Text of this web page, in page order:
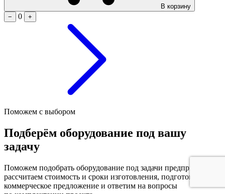
В корзину
−
0 +
Поможем с выбором
Подберём оборудование под вашу
задачу
Поможем подобрать оборудование под задачи предприятия,
рассчитаем стоимость и сроки изготовления, подготовим
коммерческое предложение и ответим на вопросы